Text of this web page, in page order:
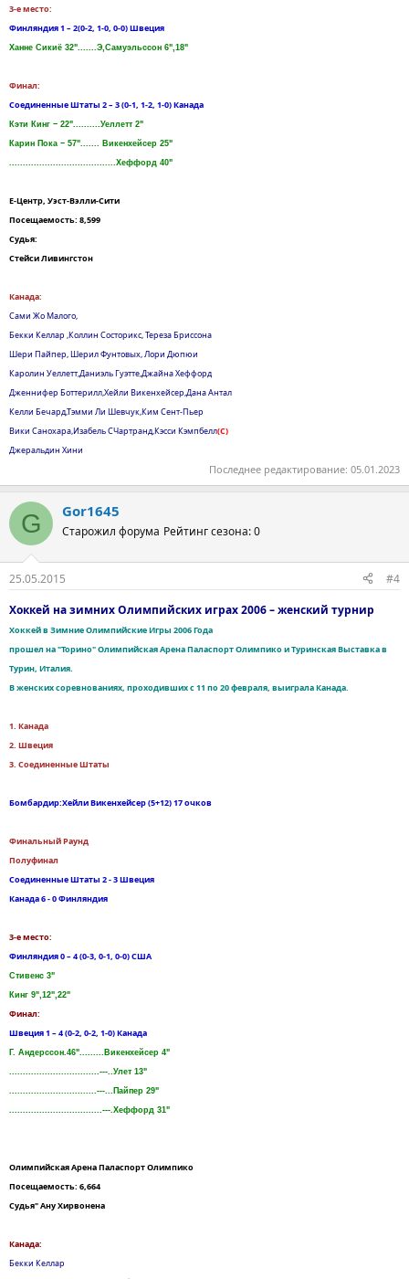
3-е место:
Финляндия 1 – 2(0-2, 1-0, 0-0) Швеция
Ханне Сикиё 32".......Э,Самуэльссон 6",18"
Финал:
Соединенные Штаты 2 – 3 (0-1, 1-2, 1-0) Канада
Кэти Кинг − 22"..........Уеллетт 2"
Карин Пока − 57"....... Викенхейсер 25"
.......................................Хеффорд 40"
Е-Центр, Уэст-Вэлли-Сити
Посещаемость: 8,599
Судья:
Стейси Ливингстон
Канада:
Сами Жо Малого,
Бекки Келлар ,Коллин Состорикс, Тереза Бриссона
Шери Пайпер, Шерил Фунтовых, Лори Дюпюи
Каролин Уеллетт,Даниэль Гуэтте,Джайна Хеффорд
Дженнифер Боттерилл,Хейли Викенхейсер,Дана Антал
Келли Бечард,Тэмми Ли Шевчук,Ким Сент-Пьер
Вики Санохара,Изабель CЧартранд,Кэсси Кэмпбелл(С)
Джеральдин Хини
Последнее редактирование: 05.01.2023
G Gor1645
Старожил форума Рейтинг сезона: 0
25.05.2015
#4
Хоккей на зимних Олимпийских играх 2006 – женский турнир
Хоккей в Зимние Олимпийские Игры 2006 Года
прошел на "Торино" Олимпийская Арена Паласпорт Олимпико и Туринская Выставка в
Турин, Италия.
В женских соревнованиях, проходивших с 11 по 20 февраля, выиграла Канада.
1. Канада
2. Швеция
3. Соединенные Штаты
Бомбардир:Хейли Викенхейсер (5+12) 17 очков
Финальный Раунд
Полуфинал
Соединенные Штаты 2 - 3 Швеция
Канада 6 - 0 Финляндия
3-е место:
Финляндия 0 – 4 (0-3, 0-1, 0-0) США
Стивенс 3"
Кинг 9",12",22"
Финал:
Швеция 1 – 4 (0-2, 0-2, 1-0) Канада
Г. Андерссон.46".........Викенхейсер 4"
.................................---..Улет 13"
................................---...Пайпер 29"
..................................---.Хеффорд 31"
Олимпийская Арена Паласпорт Олимпико
Посещаемость: 6,664
Судья" Ану Хирвонена
Канада:
Бекки Келлар